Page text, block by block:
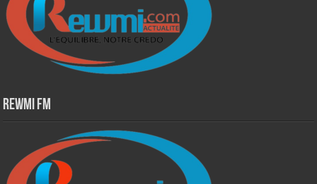
Rewmi Fm